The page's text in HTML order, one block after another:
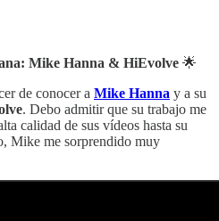
Mike Hanna & HiEvolve 🌟
de conocer a Mike Hanna y a su
. Debo admitir que su trabajo me
calidad de sus vídeos hasta su
Mike me sorprendido muy